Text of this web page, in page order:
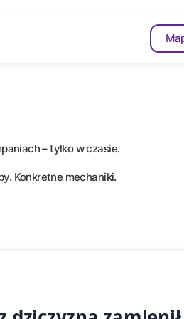
– tylko w czasie.
Konkretne mechaniki.